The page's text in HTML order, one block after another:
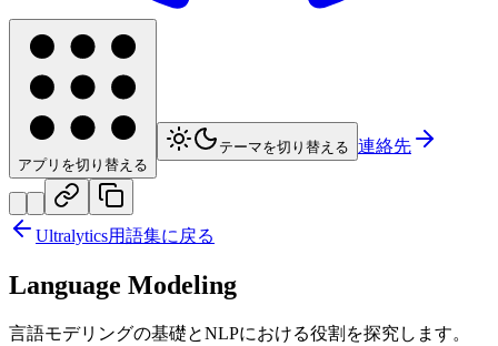
アプリを切り替える
テーマを切り替える 連絡先
Ultralytics用語集に戻る
Language Modeling
言語モデリングの基礎とNLPにおける役割を探究します。